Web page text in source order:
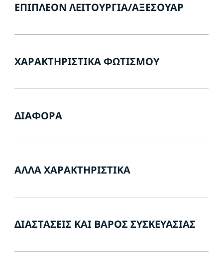
ΕΠΙΠΛΈΟΝ ΛΕΙΤΟΥΡΓΊΑ/ΑΞΕΣΟΥΆΡ
ΧΑΡΑΚΤΗΡΙΣΤΙΚΆ ΦΩΤΙΣΜΟΎ
ΔΙΆΦΟΡΑ
ΆΛΛΑ ΧΑΡΑΚΤΗΡΙΣΤΙΚΆ
ΔΙΑΣΤΆΣΕΙΣ ΚΑΙ ΒΆΡΟΣ ΣΥΣΚΕΥΑΣΊΑΣ